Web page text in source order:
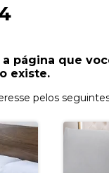
a página que
existe.
pelos